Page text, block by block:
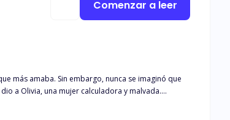
de la hacienda, lo haré.
más amaba. Sin embargo, nunca se imaginó que
a Olivia, una mujer calculadora y malvada.
Ella juró que si regresara con vida se vengaría de
Comenzar a leer